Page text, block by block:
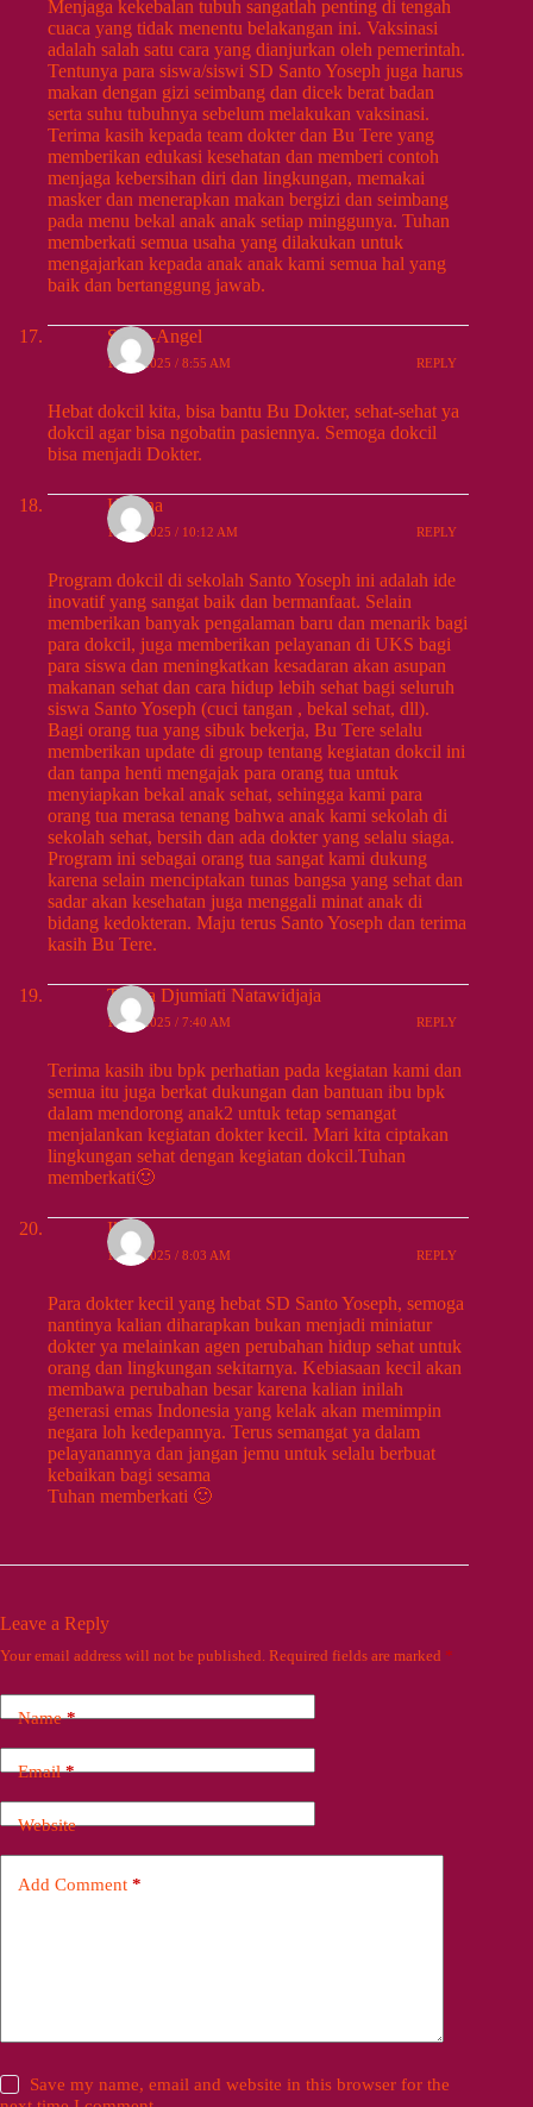
Menjaga kekebalan tubuh sangatlah penting di tengah
cuaca yang tidak menentu belakangan ini. Vaksinasi
adalah salah satu cara yang dianjurkan oleh pemerintah.
Tentunya para siswa/siswi SD Santo Yoseph juga harus
makan dengan gizi seimbang dan dicek berat badan
serta suhu tubuhnya sebelum melakukan vaksinasi.
Terima kasih kepada team dokter dan Bu Tere yang
memberikan edukasi kesehatan dan memberi contoh
menjaga kebersihan diri dan lingkungan, memakai
masker dan menerapkan makan bergizi dan seimbang
pada menu bekal anak anak setiap minggunya. Tuhan
memberkati semua usaha yang dilakukan untuk
mengajarkan kepada anak anak kami semua hal yang
baik dan bertanggung jawab.
Silvia-Angel
10/26/2025 / 8:55 AM REPLY
Hebat dokcil kita, bisa bantu Bu Dokter, sehat-sehat ya
dokcil agar bisa ngobatin pasiennya. Semoga dokcil
bisa menjadi Dokter.
Herlina
10/26/2025 / 10:12 AM REPLY
Program dokcil di sekolah Santo Yoseph ini adalah ide
inovatif yang sangat baik dan bermanfaat. Selain
memberikan banyak pengalaman baru dan menarik bagi
para dokcil, juga memberikan pelayanan di UKS bagi
para siswa dan meningkatkan kesadaran akan asupan
makanan sehat dan cara hidup lebih sehat bagi seluruh
siswa Santo Yoseph (cuci tangan , bekal sehat, dll).
Bagi orang tua yang sibuk bekerja, Bu Tere selalu
memberikan update di group tentang kegiatan dokcil ini
dan tanpa henti mengajak para orang tua untuk
menyiapkan bekal anak sehat, sehingga kami para
orang tua merasa tenang bahwa anak kami sekolah di
sekolah sehat, bersih dan ada dokter yang selalu siaga.
Program ini sebagai orang tua sangat kami dukung
karena selain menciptakan tunas bangsa yang sehat dan
sadar akan kesehatan juga menggali minat anak di
bidang kedokteran. Maju terus Santo Yoseph dan terima
kasih Bu Tere.
Teresa Djumiati Natawidjaja
10/27/2025 / 7:40 AM REPLY
Terima kasih ibu bpk perhatian pada kegiatan kami dan
semua itu juga berkat dukungan dan bantuan ibu bpk
dalam mendorong anak2 untuk tetap semangat
menjalankan kegiatan dokter kecil. Mari kita ciptakan
lingkungan sehat dengan kegiatan dokcil.Tuhan
memberkati🙂
Ika
10/27/2025 / 8:03 AM REPLY
Para dokter kecil yang hebat SD Santo Yoseph, semoga
nantinya kalian diharapkan bukan menjadi miniatur
dokter ya melainkan agen perubahan hidup sehat untuk
orang dan lingkungan sekitarnya. Kebiasaan kecil akan
membawa perubahan besar karena kalian inilah
generasi emas Indonesia yang kelak akan memimpin
negara loh kedepannya. Terus semangat ya dalam
pelayanannya dan jangan jemu untuk selalu berbuat
kebaikan bagi sesama
Tuhan memberkati 🙂
Leave a Reply
Your email address will not be published. Required fields are marked *
Name*
Email*
Website
Add Comment *
Save my name, email and website in this browser for the